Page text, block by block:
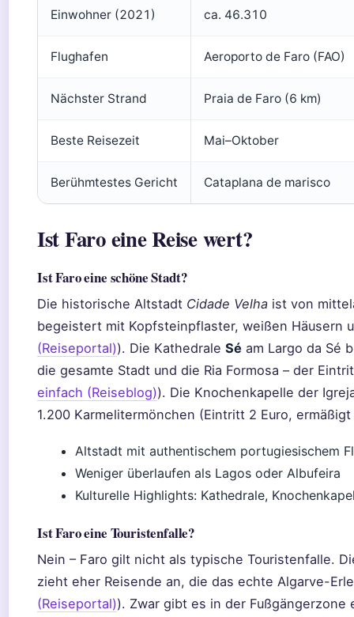
Einwohner (2021) ca. 46.310
Flughafen Aeroporto de Faro (FAO)
Nächster Strand Praia de Faro (6 km)
Beste Reisezeit Mai–Oktober
Berühmtestes Gericht Cataplana de marisco
Ist Faro eine Reise wert?
Ist Faro eine schöne Stadt?
Die historische Altstadt Cidade Velha ist von
begeistert mit Kopfsteinpflaster, weißen Häusern
(Reiseportal)). Die Kathedrale Sé am Largo da Sé
die gesamte Stadt und die Ria Formosa – der
einfach (Reiseblog)). Die Knochenkapelle der
1.200 Karmelitermönchen (Eintritt 2 Euro, ermäßigt
Altstadt mit authentischem portugiesischem
Weniger überlaufen als Lagos oder Albufeira
Kulturelle Highlights: Kathedrale,
Ist Faro eine Touristenfalle?
Nein – Faro gilt nicht als typische Touristenfalle.
zieht eher Reisende an, die das echte Algarve-
(Reiseportal)). Zwar gibt es in der